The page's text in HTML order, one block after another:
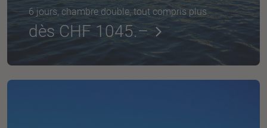
6 jours, chambre double, tout compris plus
dès CHF 1045.–